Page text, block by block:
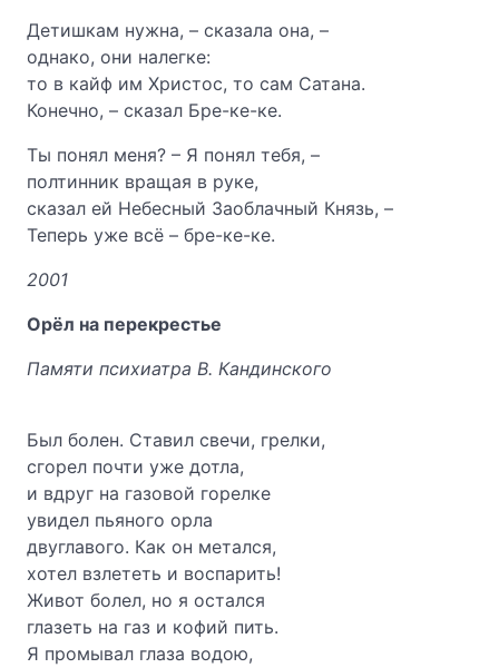
Детишкам нужна, – сказала она, –
однако, они налегке:
то в кайф им Христос, то сам Сатана.
Конечно, – сказал Бре-ке-ке.
Ты понял меня? – Я понял тебя, –
полтинник вращая в руке,
сказал ей Небесный Заоблачный Князь, –
Теперь уже всё – бре-ке-ке.
2001
Орёл на перекрестье
Памяти психиатра В. Кандинского
Был болен. Ставил свечи, грелки,
сгорел почти уже дотла,
и вдруг на газовой горелке
увидел пьяного орла
двуглавого. Как он метался,
хотел взлететь и воспарить!
Живот болел, но я остался
глазеть на газ и кофий пить.
Я промывал глаза водою,